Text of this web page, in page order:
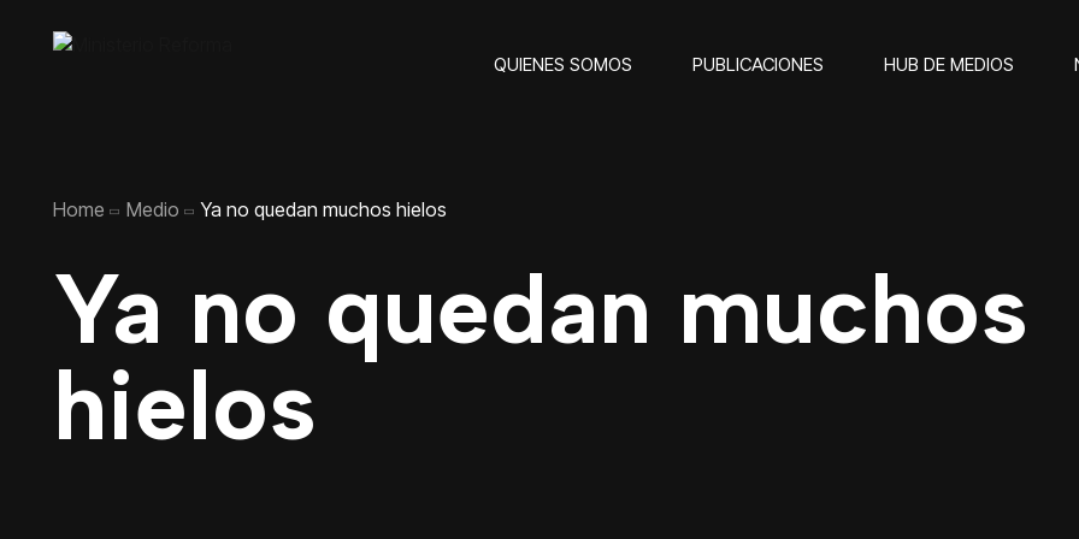
QUIENES SOMOS PUBLICACIONES HUB DE MEDIOS
Home Medio Ya no quedan muchos hielos
Ya no quedan muchos
hielos